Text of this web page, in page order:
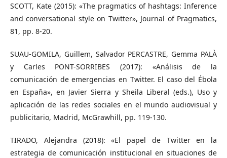
SCOTT, Kate (2015): «The pragmatics of hashtags: Inference
and conversational style on Twitter», Journal of Pragmatics,
81, pp. 8-20.
SUAU-GOMILA, Guillem, Salvador PERCASTRE, Gemma PALÀ
y Carles PONT-SORRIBES (2017): «Análisis de la
comunicación de emergencias en Twitter. El caso del Ébola
en España», en Javier Sierra y Sheila Liberal (eds.), Uso y
aplicación de las redes sociales en el mundo audiovisual y
publicitario, Madrid, McGrawhill, pp. 119-130.
TIRADO, Alejandra (2018): «El papel de Twitter en la
estrategia de comunicación institucional en situaciones de